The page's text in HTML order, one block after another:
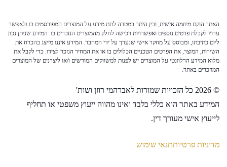
האתר הוקם מיוזמה אישית, ובין היתר במטרה לתת מידע על המוצרים המפורסמים בו ולאפשר
ערוץ לקבלת פרטים נוספים ואפשרויות רכישה לחלק מהמוצרים הנזכרים בו. המידע שניתן נכון
ליום כתיבתו, ומבוסס על מחקר אישי שנערך על ידי המחבר. המידע איננו מייצג בהכרח את
השירות, המוצר, את הפרטים הטכניים הכלולים בו או את המחיר הנזכר לצידו. כדי לקבל את
מלוא המידע הרלוונטי על המוצרים יש לפנות למשווקים המורשים ו/או ליצרנים של המוצרים
המוזכרים באתר.
© 2026 כל הזכויות שמורות לאברהמי רוזן ושות'
המידע באתר הוא כללי בלבד ואינו מהווה ייעוץ משפטי או תחליף
לייעוץ אישי מעורך דין.
מדיניות פרטיותתנאי שימוש